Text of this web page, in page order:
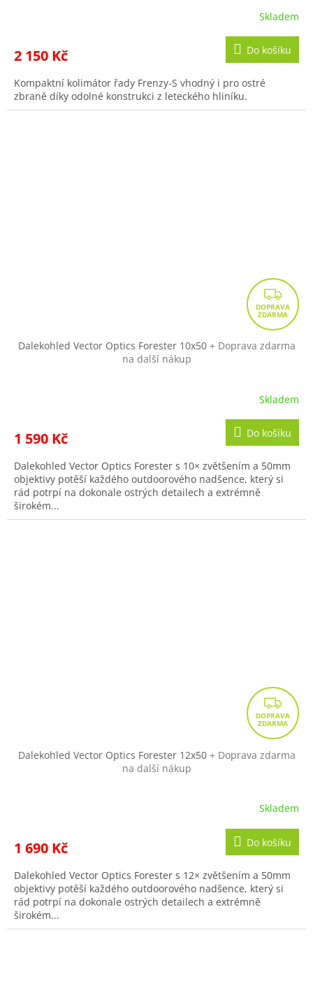
Skladem
2 150 Kč Do košíku
Kompaktní kolimátor řady Frenzy-S vhodný i pro ostré
zbraně díky odolné konstrukci z leteckého hliníku.
Z
D
A
R
Dalekohled Vector Optics Forester 10x50 + Doprava zdarma
na další nákup
je
z
5
hvězdiček.
Skladem
1 590 Kč Do košíku
Dalekohled Vector Optics Forester s 10× zvětšením a 50mm
objektivy potěší každého outdoorového nadšence, který si
rád potrpí na dokonale ostrých detailech a extrémně
širokém...
Z
D
A
R
Dalekohled Vector Optics Forester 12x50 + Doprava zdarma
na další nákup
Skladem
1 690 Kč Do košíku
Dalekohled Vector Optics Forester s 12× zvětšením a 50mm
objektivy potěší každého outdoorového nadšence, který si
rád potrpí na dokonale ostrých detailech a extrémně
širokém...